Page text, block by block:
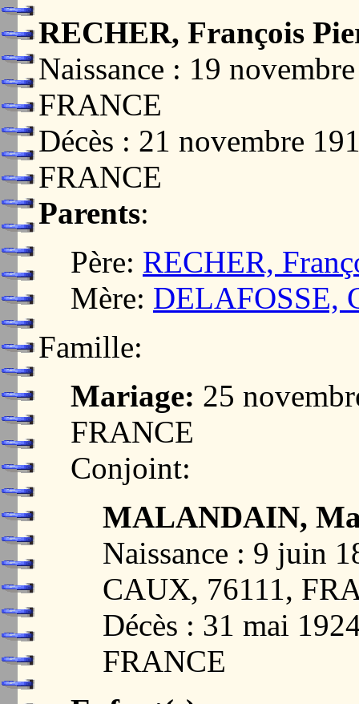
RECHER, François
Naissance : 19
FRANCE
Décès : 21 novembre
FRANCE
Parents:
Père: RECHER,
Mère: DELAFOSSE,
Famille:
Mariage: 25
FRANCE
Conjoint:
MALANDAIN,
Naissance : 9 juin
CAUX, 76111,
Décès : 31 mai
FRANCE